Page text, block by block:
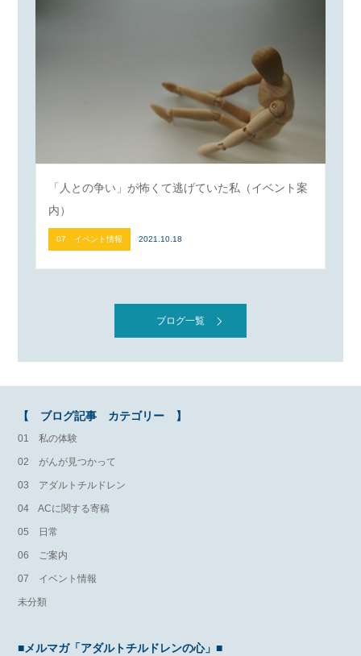
ブログ一覧
「人との争い」が怖くて逃げていた私（イベント案
内）
07 イベント情報 2021.10.18
【 ブログ記事 カテゴリー 】
01 私の体験
02 がんが見つかって
03 アダルトチルドレン
04 ACに関する寄稿
05 日常
06 ご案内
07 イベント情報
未分類
■メルマガ「アダルトチルドレンの心」■